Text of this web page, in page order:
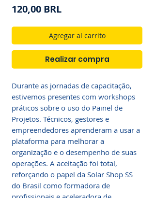
120,00 BRLPrecio
Agregar al carrito
Realizar compra
Durante as jornadas de capacitação,
estivemos presentes com workshops
práticos sobre o uso do Painel de
Projetos. Técnicos, gestores e
empreendedores aprenderam a usar a
plataforma para melhorar a
organização e o desempenho de suas
operações. A aceitação foi total,
reforçando o papel da Solar Shop SS
do Brasil como formadora de